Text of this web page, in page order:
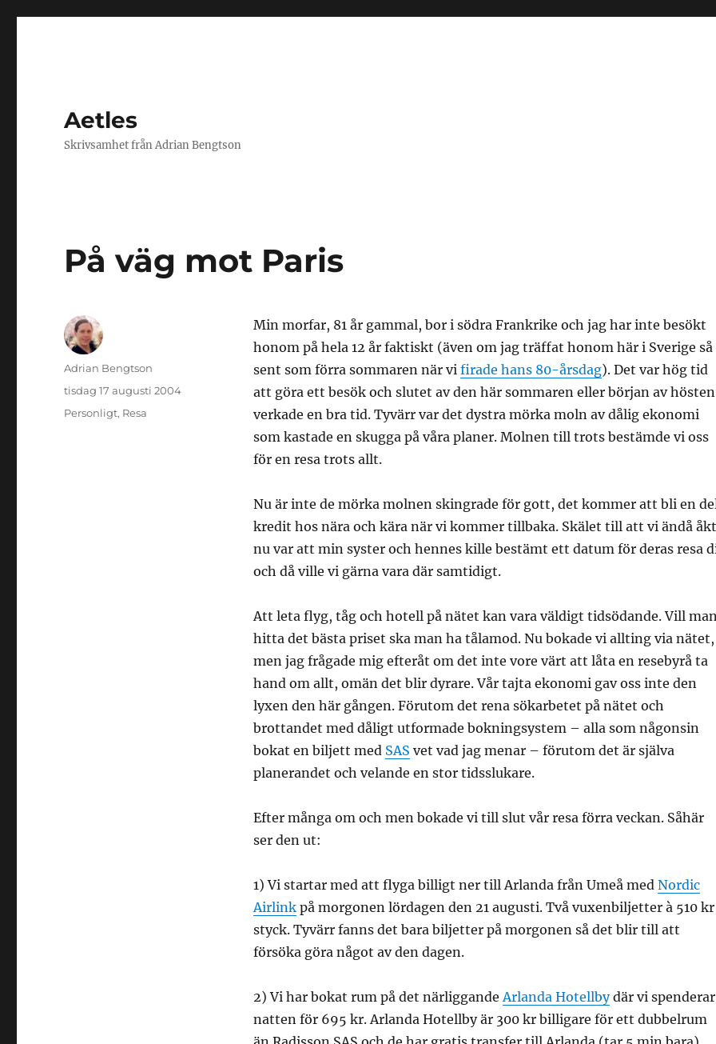
Aetles
Skrivsamhet från Adrian Bengtson
På väg mot Paris
Min morfar, 81 år gammal, bor i södra Frankrike och jag har inte besökt
honom på hela 12 år faktiskt (även om jag träffat honom här i Sverige så
sent som förra sommaren när vi firade hans 80-årsdag). Det var hög tid
att göra ett besök och slutet av den här sommaren eller början av hösten
verkade en bra tid. Tyvärr var det dystra mörka moln av dålig ekonomi
som kastade en skugga på våra planer. Molnen till trots bestämde vi oss
för en resa trots allt.
Nu är inte de mörka molnen skingrade för gott, det kommer att bli en
kredit hos nära och kära när vi kommer tillbaka. Skälet till att vi ändå
nu var att min syster och hennes kille bestämt ett datum för deras resa
och då ville vi gärna vara där samtidigt.
Att leta flyg, tåg och hotell på nätet kan vara väldigt tidsödande. Vill
hitta det bästa priset ska man ha tålamod. Nu bokade vi allting via nätet,
men jag frågade mig efteråt om det inte vore värt att låta en resebyrå ta
hand om allt, omän det blir dyrare. Vår tajta ekonomi gav oss inte den
lyxen den här gången. Förutom det rena sökarbetet på nätet och
brottandet med dåligt utformade bokningsystem – alla som någonsin
bokat en biljett med SAS vet vad jag menar – förutom det är själva
planerandet och velande en stor tidsslukare.
Efter många om och men bokade vi till slut vår resa förra veckan. Såhär
ser den ut:
1) Vi startar med att flyga billigt ner till Arlanda från Umeå med Nordic
Airlinkpå morgonen lördagen den 21 augusti. Två vuxenbiljetter à 510 kr
styck. Tyvärr fanns det bara biljetter på morgonen så det blir till att
försöka göra något av den dagen.
2) Vi har bokat rum på det närliggandeArlanda Hotellbydär vi spenderar
natten för 695 kr. Arlanda Hotellby är 300 kr billigare för ett dubbelrum
Författare
Adrian Bengtson
Publicerat
tisdag 17 augusti 2004
Kategorier
Personligt, Resa